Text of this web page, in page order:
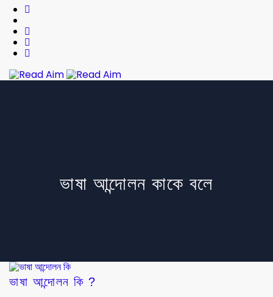
Read Aim
ভাষা আন্দোলন কাকে বলে
ভাষা আন্দোলন কি ?